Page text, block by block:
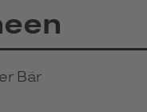
Bär